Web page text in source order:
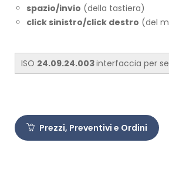
spazio/invio (della tastiera)
click sinistro/click destro (del
ISO 24.09.24.003interfaccia per
Prezzi, Preventivi e Ordini